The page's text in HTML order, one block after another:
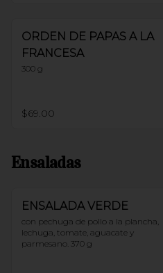
ORDEN DE PAPAS A LA
FRANCESA
300 g
$69.00
Ensaladas
ENSALADA VERDE
con pechuga de pollo a la plancha,
lechuga, tomate, aguacate y
parmesano. 370 g